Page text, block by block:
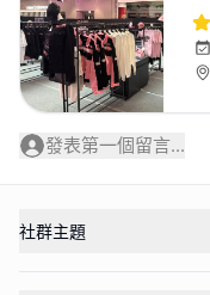
發表第一個留言...
社群主題